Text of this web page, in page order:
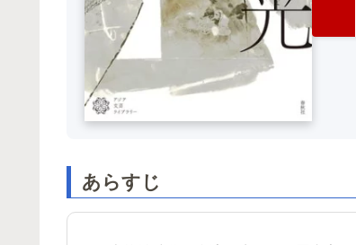
あらすじ